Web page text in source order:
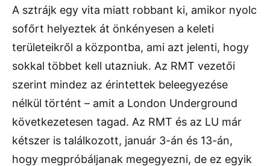
A sztrájk egy vita miatt robbant ki, amikor nyolc
sofőrt helyeztek át önkényesen a keleti
területeikről a központba, ami azt jelenti, hogy
sokkal többet kell utazniuk. Az RMT vezetői
szerint mindez az érintettek beleegyezése
nélkül történt – amit a London Underground
következetesen tagad. Az RMT és az LU már
kétszer is találkozott, január 3-án és 13-án,
hogy megpróbáljanak megegyezni, de ez egyik